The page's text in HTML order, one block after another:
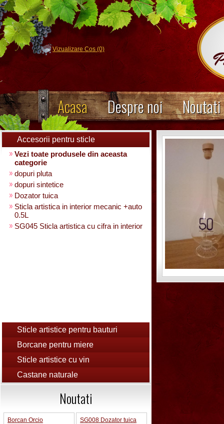
Vizualizare Cos (0)
Acasa Despre noi Noutati
Accesorii pentru sticle
Vezi toate produsele din aceasta
categorie
dopuri pluta
dopuri sintetice
Dozator tuica
Sticla artistica in interior mecanic +auto
0.5L
SG045 Sticla artistica cu cifra in interior
Sticle artistice pentru bauturi
Borcane pentru miere
Sticle artistice cu vin
Castane naturale
Noutati
Borcan Orcio SG008 Dozator tuica